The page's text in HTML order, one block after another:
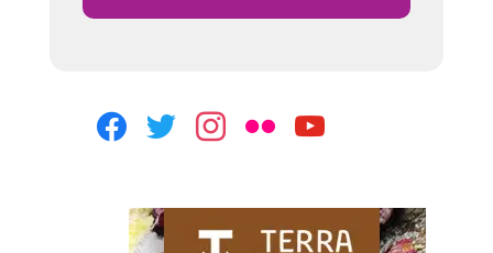
facebooktwitterinstagram
flickr youtube